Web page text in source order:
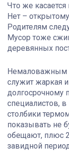
Что же
Нет –
Родителям
Мусор тоже
деревянных
Немаловажным
служит жаркая
долгосрочному
специалистов,
столбики
показывать не
обещают, плюс
завидной